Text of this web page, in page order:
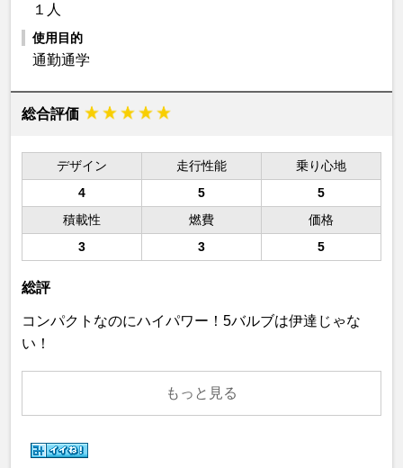
１人
使用目的
通勤通学
総合評価
デザイン 走行性能
乗り心地
4
5
5
積載性
燃費
価格
3
3 5
総評
コンパクトなのにハイパワー！5バルブは伊達じゃな
い！
もっと見る